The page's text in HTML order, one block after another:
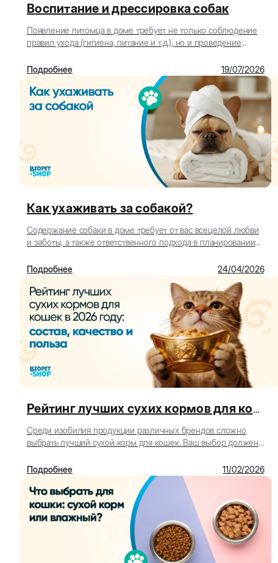
Воспитание и дрессировка собак
Появление питомца в доме требует не только соблюдение
правил ухода (гигиена, питание и т.д.), но и проведение
Подробнее
19/07/2026
Как ухаживать за собакой?
Содержание собаки в доме требует от вас всецелой любви
и заботы, а также ответственного подхода в планировании
Подробнее
24/04/2026
Рейтинг лучших сухих кормов для кошек в 2026 году: состав, качество и польза
Среди изобилия продукции различных брендов сложно
выбрать лучший сухой корм для кошек. Ваш выбор должен
Подробнее
11/02/2026